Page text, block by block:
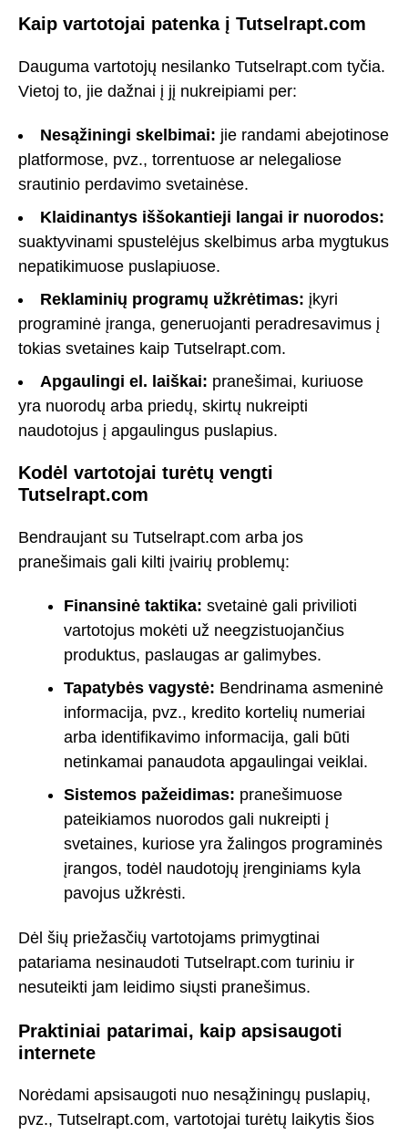
Kaip vartotojai patenka į Tutselrapt.com
Dauguma vartotojų nesilanko Tutselrapt.com tyčia.
Vietoj to, jie dažnai į jį nukreipiami per:
Nesąžiningi skelbimai: jie randami abejotinose
platformose, pvz., torrentuose ar nelegaliose
srautinio perdavimo svetainėse.
Klaidinantys iššokantieji langai ir nuorodos:
suaktyvinami spustelėjus skelbimus arba mygtukus
nepatikimuose puslapiuose.
Reklaminių programų užkrėtimas: įkyri
programinė įranga, generuojanti peradresavimus į
tokias svetaines kaip Tutselrapt.com.
Apgaulingi el. laiškai: pranešimai, kuriuose
yra nuorodų arba priedų, skirtų nukreipti
naudotojus į apgaulingus puslapius.
Kodėl vartotojai turėtų vengti
Tutselrapt.com
Bendraujant su Tutselrapt.com arba jos
pranešimais gali kilti įvairių problemų:
Finansinė taktika: svetainė gali privilioti
vartotojus mokėti už neegzistuojančius
produktus, paslaugas ar galimybes.
Tapatybės vagystė: Bendrinama asmeninė
informacija, pvz., kredito kortelių numeriai
arba identifikavimo informacija, gali būti
netinkamai panaudota apgaulingai veiklai.
Sistemos pažeidimas: pranešimuose
pateikiamos nuorodos gali nukreipti į
svetaines, kuriose yra žalingos programinės
įrangos, todėl naudotojų įrenginiams kyla
pavojus užkrėsti.
Dėl šių priežasčių vartotojams primygtinai
patariama nesinaudoti Tutselrapt.com turiniu ir
nesuteikti jam leidimo siųsti pranešimus.
Praktiniai patarimai, kaip apsisaugoti
internete
Norėdami apsisaugoti nuo nesąžiningų puslapių,
pvz., Tutselrapt.com, vartotojai turėtų laikytis šios